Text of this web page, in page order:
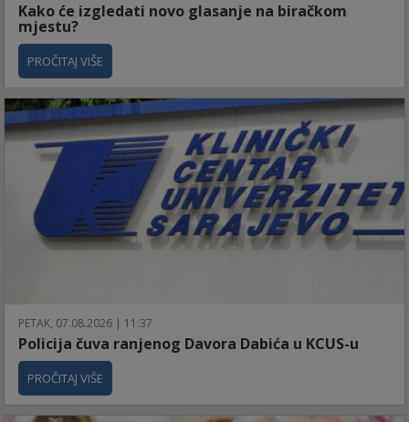
Kako će izgledati novo glasanje na biračkom
mjestu?
PROČITAJ VIŠE
PETAK, 07.08.2026 | 11:37
Policija čuva ranjenog Davora Dabića u KCUS-u
PROČITAJ VIŠE